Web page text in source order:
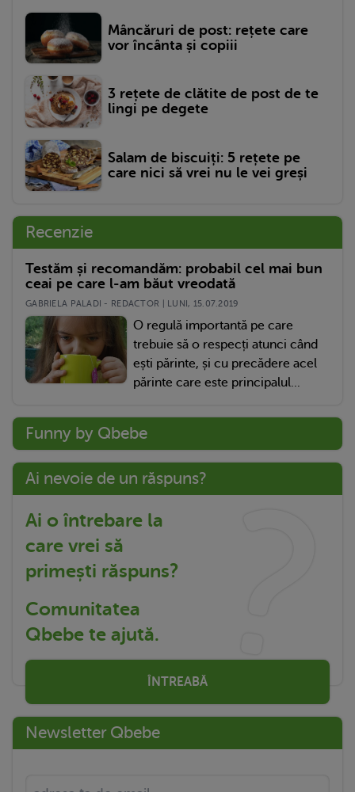
Mâncăruri de post: rețete care
vor încânta și copiii
3 rețete de clătite de post de te
lingi pe degete
Salam de biscuiți: 5 rețete pe
care nici să vrei nu le vei greși
Recenzie
Testăm și recomandăm: probabil cel mai bun
ceai pe care l-am băut vreodată
GABRIELA PALADI - REDACTOR | LUNI, 15.07.2019
O regulă importantă pe care
trebuie să o respecți atunci când
ești părinte, și cu precădere acel
părinte care este principalul...
Funny by Qbebe
Ai nevoie de un răspuns?
Ai o întrebare la
care vrei să
primești răspuns?
Comunitatea
Qbebe te ajută.
ÎNTREABĂ
Newsletter Qbebe